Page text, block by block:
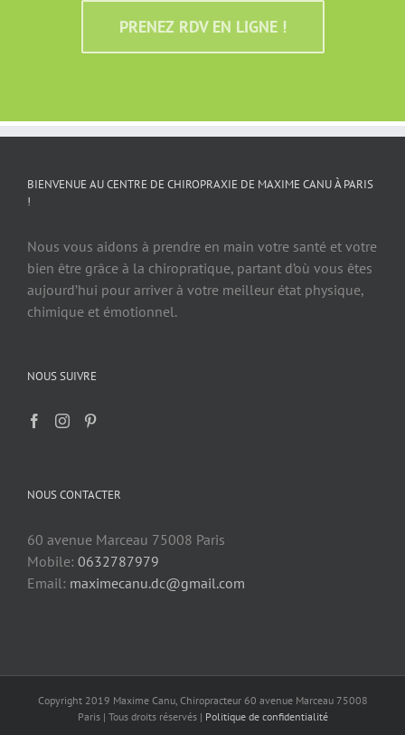
PRENEZ RDV EN LIGNE !
BIENVENUE AU CENTRE DE CHIROPRAXIE DE MAXIME CANU À PARIS
!
Nous vous aidons à prendre en main votre santé et votre
bien être grâce à la chiropratique, partant d’où vous êtes
aujourd’hui pour arriver à votre meilleur état physique,
chimique et émotionnel.
NOUS SUIVRE
NOUS CONTACTER
60 avenue Marceau 75008 Paris
Mobile: 0632787979
Email: maximecanu.dc@gmail.com
Copyright 2019 Maxime Canu, Chiropracteur 60 avenue Marceau 75008
Paris | Tous droits réservés | Politique de confidentialité